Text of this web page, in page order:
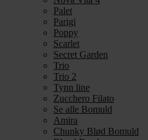
Palet
Parigi
Poppy
Scarlet
Secret Garden
Trio
Trio 2
Tynn line
Zucchero Filato
Se alle Bomuld
Amira
Chunky Blød Bomuld